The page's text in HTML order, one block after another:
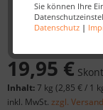
Sie können Ihre
Datenschutz|
19,95 €
Inhalt:7 kg (2,85 €/ 1
inkl. MwSt. zzgl.